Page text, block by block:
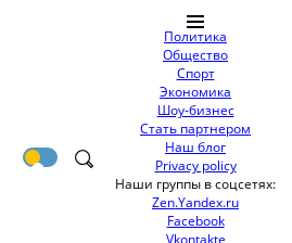
Политика
Общество
Спорт
Экономика
Шоу-бизнес
Стать партнером
Наш блог
Privacy policy
Наши группы в соцсетях:
Zen.Yandex.ru
Facebook
Vkontakte